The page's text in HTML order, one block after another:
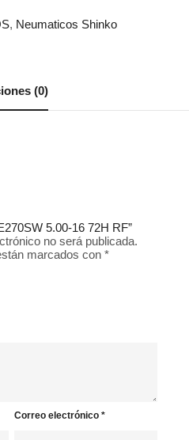
, Neumaticos Shinko
(0)
5.00-16 72H RF”
no será publicada.
marcados con *
Correo electrónico*